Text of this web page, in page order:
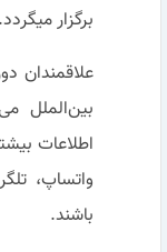
برگزار میگردد.
علاقمندان
بین‌الملل
باشند.